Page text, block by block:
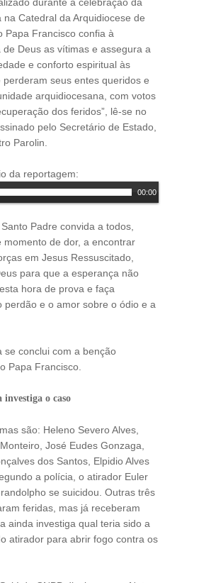
na Catedral da Arquidiocese de
Papa Francisco confia à
de Deus as vítimas e assegura a
e conforto espiritual às
perderam seus entes queridos e
arquidiocesana, com votos
dos feridos”, lê-se no
pelo Secretário de Estado,
Parolin.
da reportagem:
00:00
Padre convida a todos,
momento de dor, a encontrar
em Jesus Ressuscitado,
para que a esperança não
hora de prova e faça
perdão e o amor sobre o ódio e a
se conclui com a benção
Papa Francisco.
o caso
são: Heleno Severo Alves,
José Eudes Gonzaga,
dos Santos, Elpidio Alves
a polícia, o atirador Euler
se suicidou. Outras três
feridas, mas já receberam
ainda investiga qual teria sido a
atirador para abrir fogo contra os